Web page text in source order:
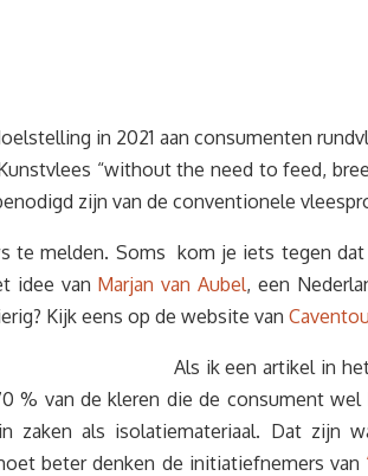
in 2021 aan consumenten
“without the need to feed,
zijn van de conventionele
te melden. Soms kom je iets tegen
idee van Marjan van Aubel, een
Kijk eens op de website van Caventou
Als ik een artikel in
% van de kleren die de consument
zaken als isolatiemateriaal. Dat
beter denken de initiatiefnemers van